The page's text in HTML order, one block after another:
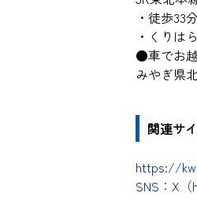
・徒歩33
・くりは
●車でお
みやぎ県
関連サ
https://
SNS：X